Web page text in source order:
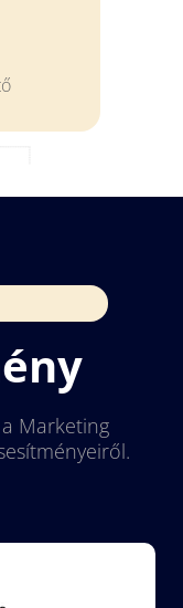
Marketing